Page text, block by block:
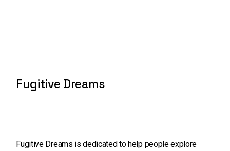
Fugitive Dreams
Fugitive Dreams is dedicated to help people explore